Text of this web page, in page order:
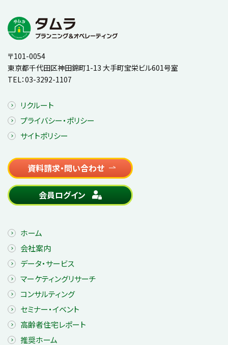
〒101-0054
東京都千代田区神田錦町1-13 大手町宝栄ビル601号室
TEL：03-3292-1107
リクルート
プライバシー・ポリシー
サイトポリシー
資料請求・問い合わせ
会員ログイン
ホーム
会社案内
データ・サービス
マーケティングリサーチ
コンサルティング
セミナー・イベント
高齢者住宅レポート
推奨ホーム